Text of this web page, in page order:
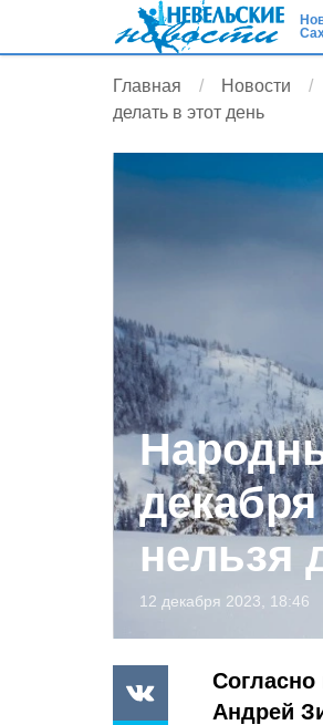
Главная Новости
делать в этот день
нельзя
12 декабря 2023, 18:46
Согласно
Андрей